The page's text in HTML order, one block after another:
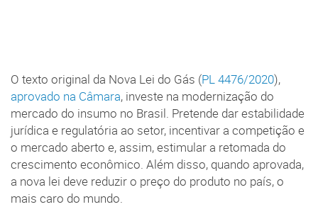
O texto original da Nova Lei do Gás (PL 4476/2020),
aprovado na Câmara, investe na modernização do
mercado do insumo no Brasil. Pretende dar estabilidade
jurídica e regulatória ao setor, incentivar a competição e
o mercado aberto e, assim, estimular a retomada do
crescimento econômico. Além disso, quando aprovada,
a nova lei deve reduzir o preço do produto no país, o
mais caro do mundo.